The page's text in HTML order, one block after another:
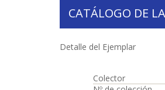
CATÁLOGO DE
Detalle del Ejemplar
Colector